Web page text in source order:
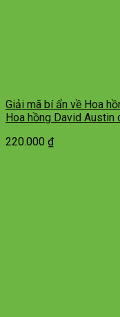
Giải mã bí ẩn về Hoa
Hoa hồng David Austin
220.000 ₫